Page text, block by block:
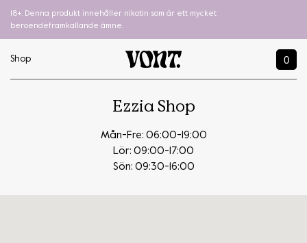
18+. Denna produkt innehåller nikotin som är ett mycket
beroendeframkallande ämne.
Shop 0
Ezzia Shop
Mån-Fre: 06:00-19:00
Lör: 09:00-17:00
Sön: 09:30-16:00